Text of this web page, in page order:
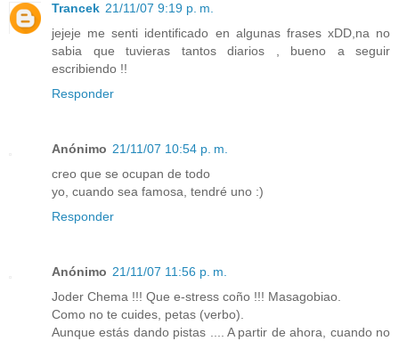
Trancek 21/11/07 9:19 p. m.
jejeje me senti identificado en algunas frases xDD,na no
sabia que tuvieras tantos diarios , bueno a seguir
escribiendo !!
Responder
Anónimo 21/11/07 10:54 p. m.
creo que se ocupan de todo
yo, cuando sea famosa, tendré uno :)
Responder
Anónimo 21/11/07 11:56 p. m.
Joder Chema !!! Que e-stress coño !!! Masagobiao.
Como no te cuides, petas (verbo).
Aunque estás dando pistas .... A partir de ahora, cuando no